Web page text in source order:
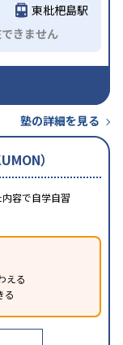
東枇杷島駅
きません
塾の詳細を見る
）
容で自学自習
える
る